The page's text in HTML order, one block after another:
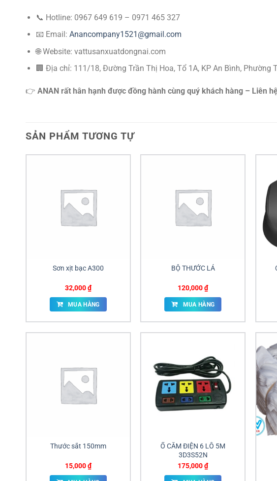
📞 Hotline: 0967 649 619 – 0971 465 327
📧 Email: Anancompany1521@gmail.com
🌐 Website: vattusanxuatdongnai.com
🏢 Địa chỉ: 111/18, Đường Trần Thị Hoa, Tổ 1A, KP An Bình, Phường
👉 ANAN rất hân hạnh được đồng hành cùng quý khách hàng – Liên
SẢN PHẨM TƯƠNG TỰ
Sơn xịt bạc A300
32,000₫
MUA HÀNG
BỘ THƯỚC LÁ
120,000₫
MUA HÀNG
Thước sắt 150mm
15,000₫
Ổ CẮM ĐIỆN 6 LỖ 5M
3D3S52N
175,000₫